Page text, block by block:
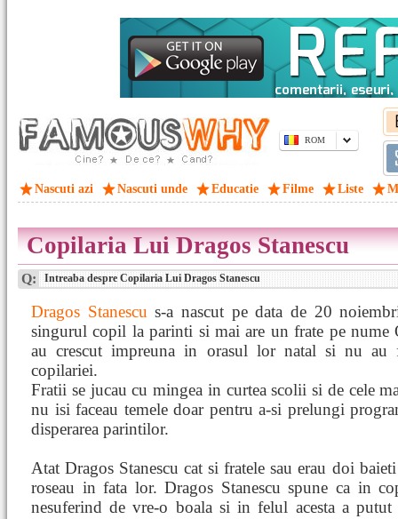
ROM
Nascuti azi Nascuti unde Educatie Filme Liste
Copilaria Lui Dragos Stanescu
Q: Intreaba despre Copilaria Lui Dragos Stanescu
Dragos Stanescu s-a nascut pe data de 20
singurul copil la parinti si mai are un frate pe nume
au crescut impreuna in orasul lor natal si nu au
copilariei.
Fratii se jucau cu mingea in curtea scolii si de cele
nu isi faceau temele doar pentru a-si prelungi
disperarea parintilor.
Atat Dragos Stanescu cat si fratele sau erau doi
roseau in fata lor. Dragos Stanescu spune ca in
nesuferind de vre-o boala si in felul acesta a